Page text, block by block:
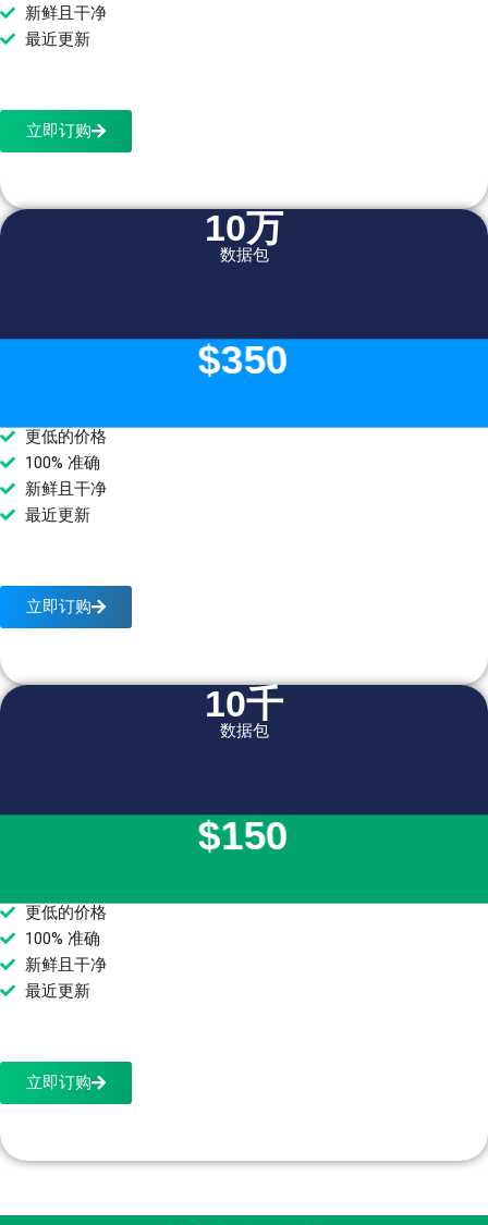
新鲜且干净
最近更新
立即订购
10万
数据包
$350
更低的价格
100% 准确
新鲜且干净
最近更新
立即订购
10千
数据包
$150
更低的价格
100% 准确
新鲜且干净
最近更新
立即订购